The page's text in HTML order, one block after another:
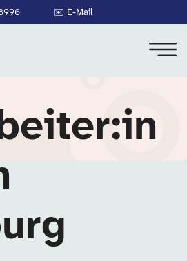
✉️ E-Mail